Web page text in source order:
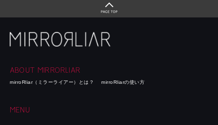
ABOUT MIRRORLIAR
mirroRliar（ミラーライアー）とは？ mirroRliarの使い方
MENU